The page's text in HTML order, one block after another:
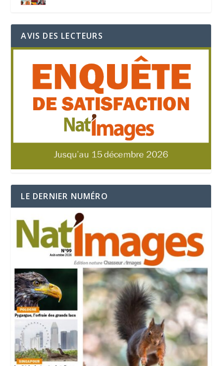
AVIS DES LECTEURS
LE DERNIER NUMÉRO